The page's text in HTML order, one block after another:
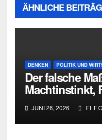
ÄHNLICHE
DENKEN POLITIK UND
Der falsche
Machtinstinkt,
und die
Urteilskraft
JUNI 26, 2026